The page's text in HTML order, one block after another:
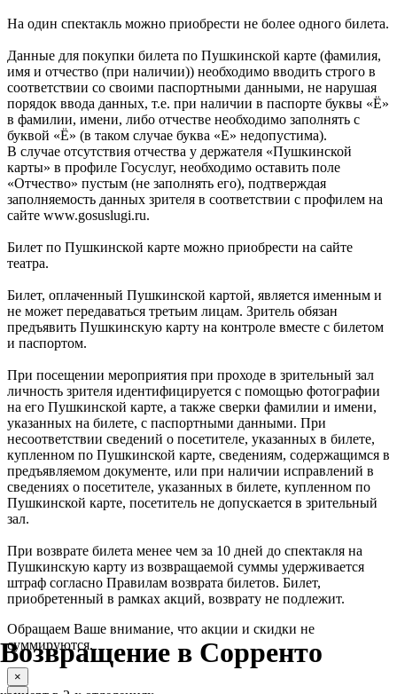
Возвращение в Сорренто
На один спектакль можно приобрести не более одного билета.
Данные для покупки билета по Пушкинской карте (фамилия,
имя и отчество (при наличии)) необходимо вводить строго в
соответствии со своими паспортными данными, не нарушая
порядок ввода данных, т.е. при наличии в паспорте буквы «Ё»
в фамилии, имени, либо отчестве необходимо заполнять с
буквой «Ё» (в таком случае буква «Е» недопустима).
В случае отсутствия отчества у держателя «Пушкинской
карты» в профиле Госуслуг, необходимо оставить поле
«Отчество» пустым (не заполнять его), подтверждая
заполняемость данных зрителя в соответствии с профилем на
сайте www.gosuslugi.ru.
Билет по Пушкинской карте можно приобрести на сайте
театра.
Билет, оплаченный Пушкинской картой, является именным и
не может передаваться третьим лицам. Зритель обязан
предъявить Пушкинскую карту на контроле вместе с билетом
и паспортом.
При посещении мероприятия при проходе в зрительный зал
личность зрителя идентифицируется с помощью фотографии
на его Пушкинской карте, а также сверки фамилии и имени,
указанных на билете, с паспортными данными. При
несоответствии сведений о посетителе, указанных в билете,
купленном по Пушкинской карте, сведениям, содержащимся в
предъявляемом документе, или при наличии исправлений в
сведениях о посетителе, указанных в билете, купленном по
Пушкинской карте, посетитель не допускается в зрительный
зал.
При возврате билета менее чем за 10 дней до спектакля на
Пушкинскую карту из возвращаемой суммы удерживается
штраф согласно Правилам возврата билетов. Билет,
приобретенный в рамках акций, возврату не подлежит.
Обращаем Ваше внимание, что акции и скидки не
суммируются.
×